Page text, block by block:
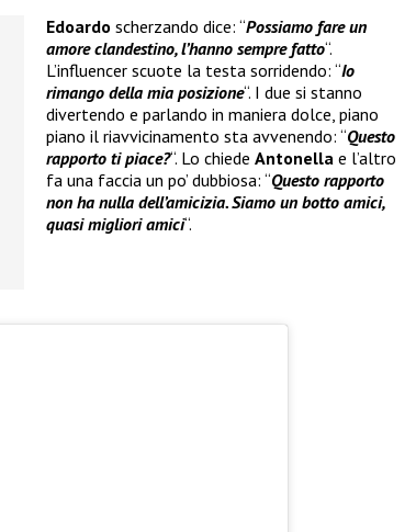
Edoardo scherzando dice: “Possiamo fare un
amore clandestino, l’hanno sempre fatto“.
L’influencer scuote la testa sorridendo: “Io
rimango della mia posizione“. I due si stanno
divertendo e parlando in maniera dolce, piano
piano il riavvicinamento sta avvenendo: “Questo
rapporto ti piace?“. Lo chiede Antonella e l’altro
fa una faccia un po’ dubbiosa: “Questo rapporto
non ha nulla dell’amicizia. Siamo un botto amici,
quasi migliori amici“.